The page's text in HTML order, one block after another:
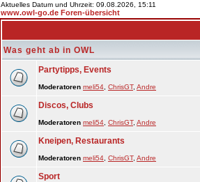
Aktuelles Datum und Uhrzeit: 09.08.2026, 15:11
www.owl-go.de Foren-übersicht
Was geht ab in OWL
Partytipps, Events
Moderatoren meli54 ChrisGT, Andre
Discos, Clubs
Moderatoren meli54 ChrisGT, Andre
Kneipen, Restaurants
Moderatoren meli54 ChrisGT, Andre
Sport